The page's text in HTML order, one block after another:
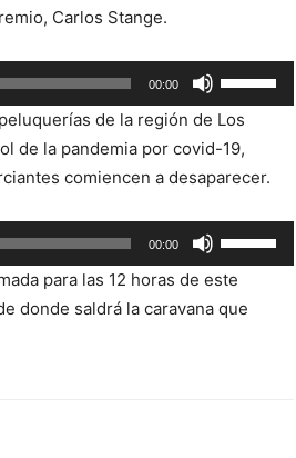
Carlos Stange.
00:00
las
teclas
de
flecha
arriba/abajo
para
aumentar
o
de la región de Los
de la pandemia por covid-19,
comiencen a desaparecer.
00:00
las
teclas
de
para las 12 horas de este
donde saldrá la caravana que